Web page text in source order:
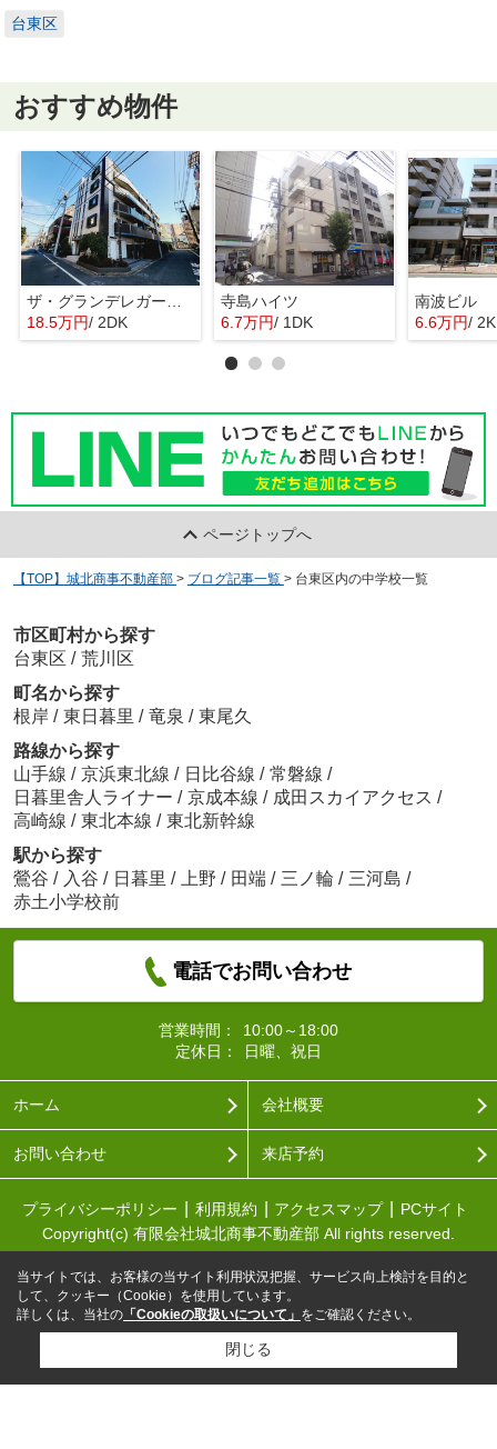
台東区
おすすめ物件
ザ・グランデレガーロ東日暮里
18.5万円/ 2DK
寺島ハイツ
6.7万円/ 1DK
南波ビル
6.6万円/ 2K
ページトップへ
【TOP】城北商事不動産部 > ブログ記事一覧 > 台東区内の中学校一覧
市区町村から探す
台東区 / 荒川区
町名から探す
根岸 / 東日暮里 / 竜泉 / 東尾久
路線から探す
山手線 / 京浜東北線 / 日比谷線 / 常磐線 /
日暮里舎人ライナー / 京成本線 / 成田スカイアクセス /
高崎線 / 東北本線 / 東北新幹線
駅から探す
鶯谷 / 入谷 / 日暮里 / 上野 / 田端 / 三ノ輪 / 三河島 /
赤土小学校前
電話でお問い合わせ
営業時間：
10:00～18:00
定休日：
日曜、祝日
ホーム 会社概要
お問い合わせ 来店予約
プライバシーポリシー 利用規約 アクセスマップ
PCサイト
Copyright(c) 有限会社城北商事不動産部 All rights reserved.
当サイトでは、お客様の当サイト利用状況把握、サービス向上検討を目的と
して、クッキー（Cookie）を使用しています。
詳しくは、当社の 「Cookieの取扱いについて」 をご確認ください。
閉じる